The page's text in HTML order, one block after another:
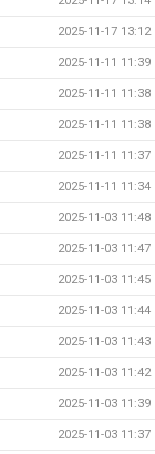
2025-11-17 13:12
2025-11-11 11:39
2025-11-11 11:38
2025-11-11 11:38
2025-11-11 11:37
2025-11-11 11:34
2025-11-03 11:48
2025-11-03 11:47
2025-11-03 11:45
2025-11-03 11:44
2025-11-03 11:43
2025-11-03 11:42
2025-11-03 11:39
2025-11-03 11:37